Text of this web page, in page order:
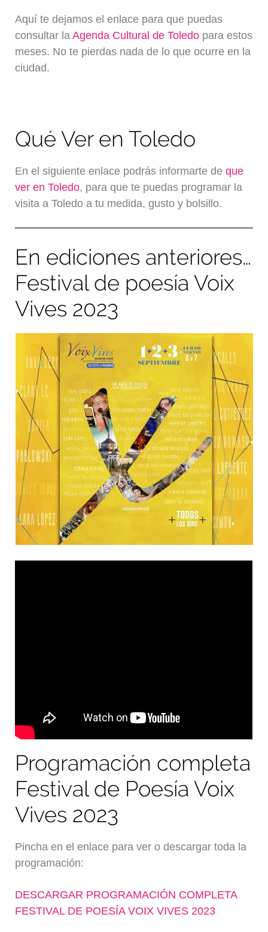
Aquí te dejamos el enlace para que puedas
consultar laAgenda Cultural de Toledo para estos
meses. No te pierdas nada de lo que ocurre en la
ciudad.
Qué Ver en Toledo
En el siguiente enlace podrás informarte deque
ver en Toledo, para que te puedas programar la
visita a Toledo a tu medida, gusto y bolsillo.
En ediciones anteriores…
Festival de poesía Voix
Vives 2023
Programación completa
Festival de Poesía Voix
Vives 2023
Pincha en el enlace para ver o descargar toda la
programación:
DESCARGAR PROGRAMACIÓN COMPLETA
FESTIVAL DE POESÍA VOIX VIVES 2023